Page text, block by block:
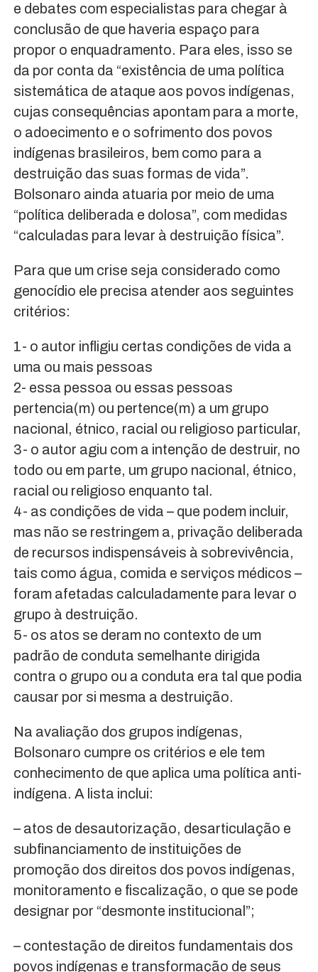
e debates com especialistas para chegar à
conclusão de que haveria espaço para
propor o enquadramento. Para eles, isso se
da por conta da “existência de uma política
sistemática de ataque aos povos indígenas,
cujas consequências apontam para a morte,
o adoecimento e o sofrimento dos povos
indígenas brasileiros, bem como para a
destruição das suas formas de vida”.
Bolsonaro ainda atuaria por meio de uma
“política deliberada e dolosa”, com medidas
“calculadas para levar à destruição física”.
Para que um crise seja considerado como
genocídio ele precisa atender aos seguintes
critérios:
1- o autor infligiu certas condições de vida a
uma ou mais pessoas
2- essa pessoa ou essas pessoas
pertencia(m) ou pertence(m) a um grupo
nacional, étnico, racial ou religioso particular,
3- o autor agiu com a intenção de destruir, no
todo ou em parte, um grupo nacional, étnico,
racial ou religioso enquanto tal.
4- as condições de vida – que podem incluir,
mas não se restringem a, privação deliberada
de recursos indispensáveis à sobrevivência,
tais como água, comida e serviços médicos –
foram afetadas calculadamente para levar o
grupo à destruição.
5- os atos se deram no contexto de um
padrão de conduta semelhante dirigida
contra o grupo ou a conduta era tal que podia
causar por si mesma a destruição.
Na avaliação dos grupos indígenas,
Bolsonaro cumpre os critérios e ele tem
conhecimento de que aplica uma política anti-
indígena. A lista inclui:
– atos de desautorização, desarticulação e
subfinanciamento de instituições de
promoção dos direitos dos povos indígenas,
monitoramento e fiscalização, o que se pode
designar por “desmonte institucional”;
– contestação de direitos fundamentais dos
povos indígenas e transformação de seus